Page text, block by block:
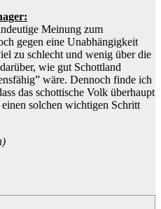
Meinung zum
gegen eine Unabhängigkeit
zu schlecht und wenig über die
wie gut Schottland
wäre. Dennoch finde ich
das schottische Volk überhaupt
solchen wichtigen Schritt